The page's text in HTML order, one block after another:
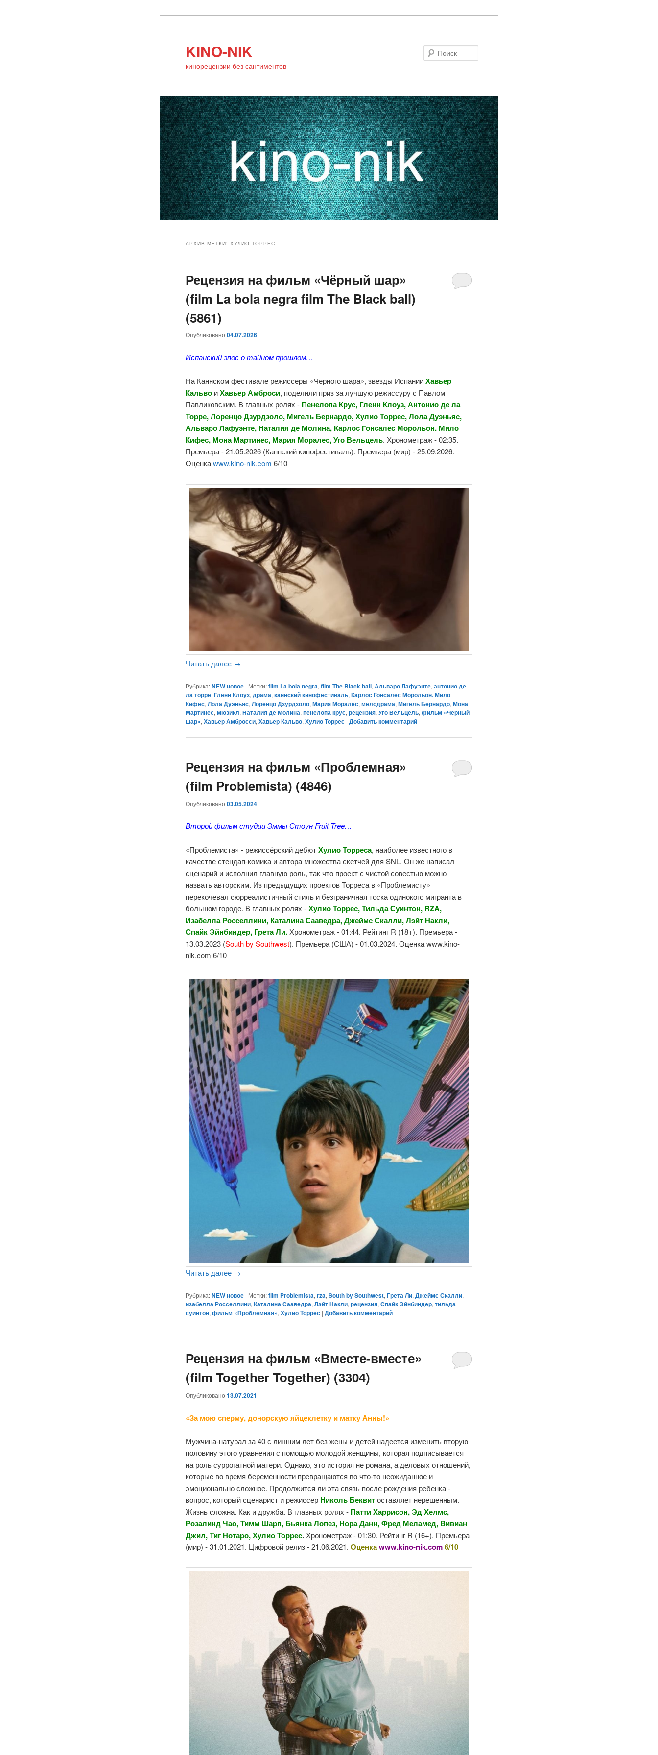
KINO-NIK
кинорецензии без сантиментов
основному
содержимому
дополнительному
содержимому
АРХИВ МЕТКИ:ХУЛИО ТОРРЕС
Рецензия на фильм «Чёрный шар»
(film La bola negra film The Black ball)
(5861)
Опубликовано04.07.2026
Испанский эпос о тайном прошлом…
На Каннском фестивале режиссеры «Черного шара», звезды ИспанииХавьер
Кальво иХавьер Амброси, поделили приз за лучшую режиссуру с Павлом
Павликовским. В главных ролях - Пенелопа Крус, Гленн Клоуз, Антонио де ла
Торре, Лоренцо Дзурдзоло, Мигель Бернардо, Хулио Торрес, Лола Дуэньяс,
Альваро Лафуэнте, Наталия де Молина, Карлос Гонсалес Морольон. Мило
Кифес, Мона Мартинес, Мария Моралес, Уго Вельцель. Хронометраж - 02:35.
Премьера - 21.05.2026 (Каннский кинофестиваль). Премьера (мир) - 25.09.2026.
Оценкаwww.kino-nik.com 6/10
Читать далее →
Рубрика: NEW новое | Метки: film La bola negra,film The Black ball,Альваро Лафуэнте,антонио де
ла торре,Гленн Клоуз,драма,каннский кинофестиваль,Карлос Гонсалес Морольон. Мило
Кифес,Лола Дуэньяс,Лоренцо Дзурдзоло,Мария Моралес,мелодрама,Мигель Бернардо,Мона
Мартинес,мюзикл,Наталия де Молина,пенелопа крус,рецензия,Уго Вельцель,фильм «Чёрный
шар»,Хавьер Амбросси,Хавьер Кальво,Хулио Торрес |Добавить комментарий
Рецензия на фильм «Проблемная»
(film Problemista) (4846)
Опубликовано03.05.2024
Второй фильм студии Эммы Стоун Fruit Tree…
«Проблемиста» - режиссёрский дебютХулио Торреса, наиболее известного в
качестве стендап-комика и автора множества скетчей для SNL. Он же написал
сценарий и исполнил главную роль, так что проект с чистой совестью можно
назвать авторским. Из предыдущих проектов Торреса в «Проблемисту»
перекочевал сюрреалистичный стиль и безграничная тоска одинокого мигранта в
большом городе. В главных ролях -Хулио Торрес, Тильда Суинтон, RZA,
Изабелла Росселлини, Каталина Сааведра, Джеймс Скалли, Лэйт Накли,
Спайк Эйнбиндер, Грета Ли. Хронометраж - 01:44. Рейтинг R (18+). Премьера -
13.03.2023 (South by Southwest). Премьера (США) - 01.03.2024. Оценка www.kino-
nik.com 6/10
Читать далее →
Рубрика: NEW новое | Метки: film Problemista,rza,South by Southwest,Грета Ли,Джеймс Скалли,
изабелла Росселлини,Каталина Сааведра,Лэйт Накли,рецензия,Спайк Эйнбиндер,тильда
суинтон,фильм «Проблемная»,Хулио Торрес |Добавить комментарий
Рецензия на фильм «Вместе-вместе»
(film Together Together) (3304)
Опубликовано13.07.2021
«За мою сперму, донорскую яйцеклетку и матку Анны!»
Мужчина-натурал за 40 с лишним лет без жены и детей надеется изменить вторую
половину этого уравнения с помощью молодой женщины, которая подписывается
на роль суррогатной матери. Однако, это история не романа, а деловых отношений,
которые во время беременности превращаются во что-то неожиданное и
эмоционально сложное. Продолжится ли эта связь после рождения ребенка -
вопрос, который сценарист и режиссер Николь Беквит оставляет нерешенным.
Жизнь сложна. Как и дружба. В главных ролях - Патти Харрисон, Эд Хелмс,
Розалинд Чао, Тимм Шарп, Бьянка Лопез, Нора Данн, Фред Меламед, Вивиан
Джил, Тиг Нотаро, Хулио Торрес. Хронометраж - 01:30. Рейтинг R (16+). Премьера
(мир) - 31.01.2021. Цифровой релиз - 21.06.2021.Оценкаwww.kino-nik.com6/10